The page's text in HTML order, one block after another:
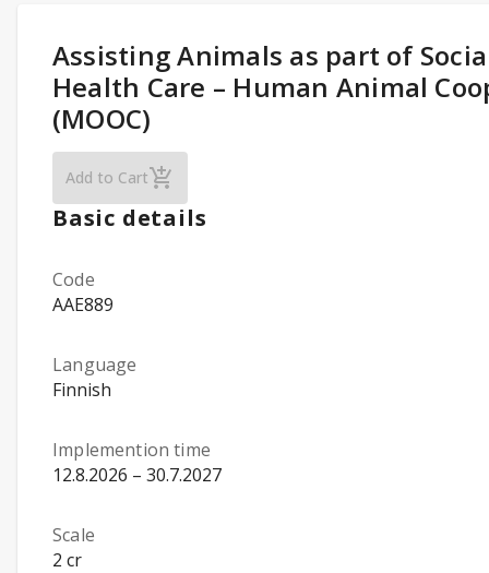
Study Details:
Assisting Animals as part of
Health Care – Human Animal
(MOOC)
Add to CartAssisting Animals as part of Social and
Basic details
Code
AAE889
Language
Finnish
Implemention time
12.8.2026 – 30.7.2027
Scale
2 cr